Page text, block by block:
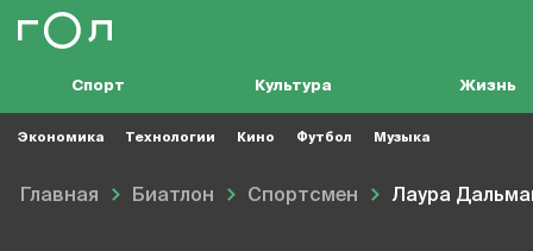
Спорт Культура Жизнь
Экономика Технологии Кино Футбол Музыка
Главная Биатлон Спортсмен Лаура